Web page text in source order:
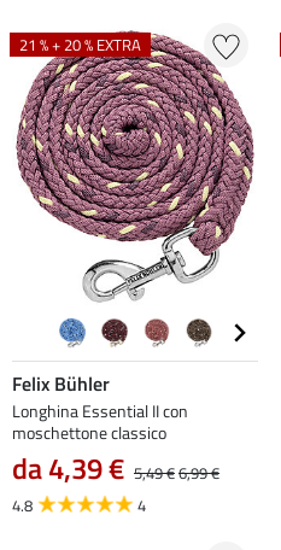
21 % + 20 % EXTRA
Felix Bühler
Longhina Essential II con
moschettone classico
da 4,39 € 5,49 €6,99 €
4.8
4